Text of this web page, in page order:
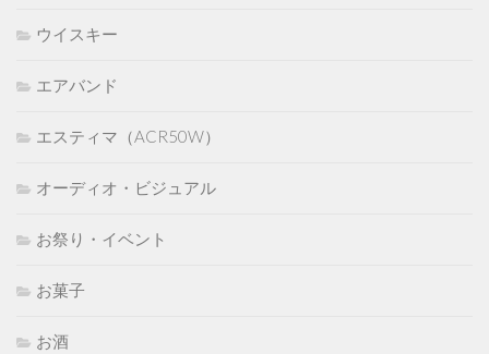
ウイスキー
エアバンド
エスティマ（ACR50W）
オーディオ・ビジュアル
お祭り・イベント
お菓子
お酒